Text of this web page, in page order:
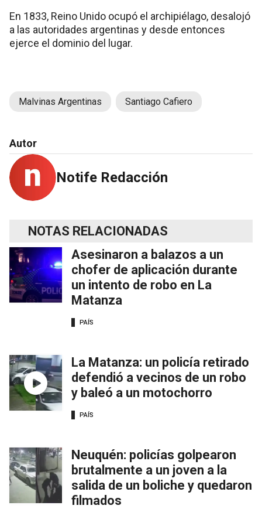
En 1833, Reino Unido ocupó el archipiélago, desalojó
a las autoridades argentinas y desde entonces
ejerce el dominio del lugar.
Malvinas Argentinas Santiago Cafiero
Autor
Notife Redacción
NOTAS RELACIONADAS
Asesinaron a balazos a un
chofer de aplicación durante
un intento de robo en La
Matanza
PAÍS
La Matanza: un policía retirado
defendió a vecinos de un robo
y baleó a un motochorro
PAÍS
Neuquén: policías golpearon
brutalmente a un joven a la
salida de un boliche y quedaron
filmados